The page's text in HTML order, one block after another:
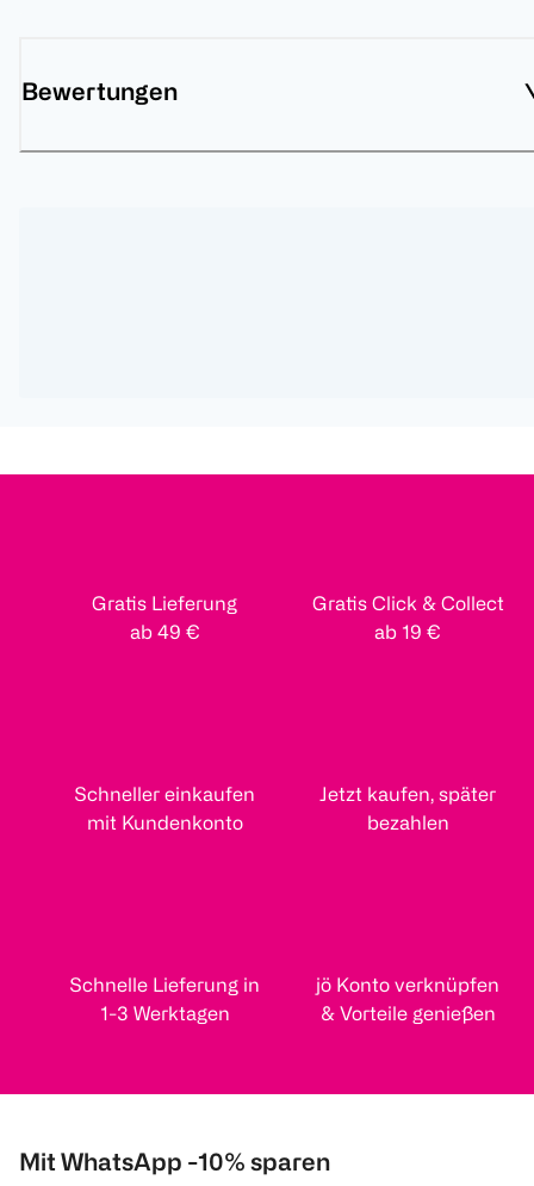
Bewertungen
Gratis Lieferung
ab 49 €
Gratis Click & Collect
ab 19 €
Schneller einkaufen
mit Kundenkonto
Jetzt kaufen, später
bezahlen
Schnelle Lieferung in
1-3 Werktagen
jö Konto verknüpfen
& Vorteile genießen
Mit WhatsApp -10% sparen